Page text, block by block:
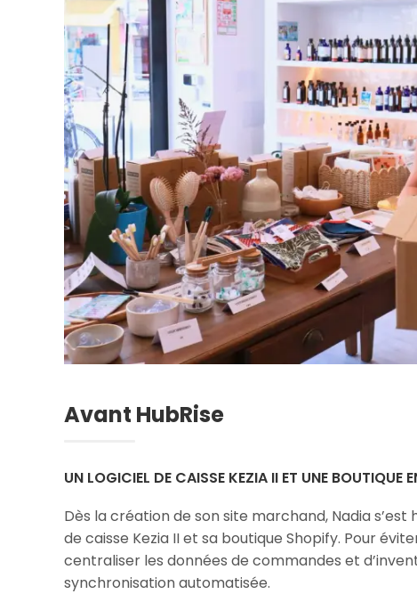
Avant HubRise
UN LOGICIEL DE CAISSE KEZIA II ET UNE BOUTIQUE
Dès la création de son site marchand, Nadia
de caisse Kezia II et sa boutique Shopify. Pour
centraliser les données de commandes et
synchronisation automatisée.